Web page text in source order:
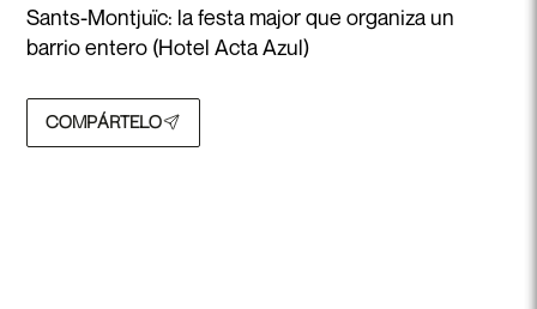
Sants-Montjuïc: la festa major que organiza un
barrio entero (Hotel Acta Azul)
COMPÁRTELO